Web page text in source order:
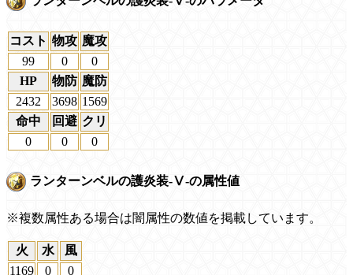
コスト 物攻 魔攻
99
0
0
HP
物防 魔防
2432
3698 1569
命中
回避 クリ
0
0 0
ランターンベルの護炎装-Ⅴ-の属性値
※複数属性ある場合は闇属性の数値を掲載しています。
火 水
風
1169
0
0